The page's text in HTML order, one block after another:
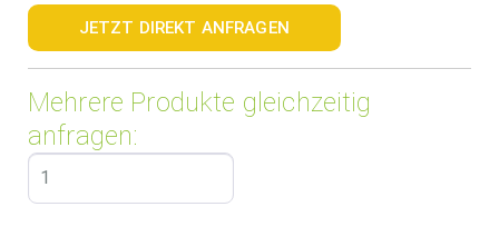
JETZT DIREKT ANFRAGEN
Mehrere Produkte gleichzeitig
anfragen: